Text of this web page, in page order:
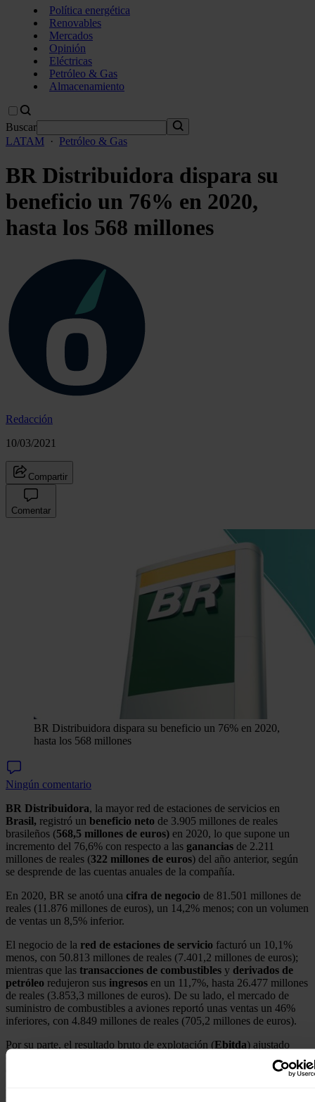
Política energética
Renovables
Mercados
Opinión
Eléctricas
Petróleo & Gas
Almacenamiento
Buscar
LATAM · Petróleo & Gas
BR Distribuidora dispara su
beneficio un 76% en 2020,
hasta los 568 millones
Redacción
10/03/2021
Compartir
Comentar
BR Distribuidora dispara su beneficio un 76% en 2020,
hasta los 568 millones
Ningún comentario
BR Distribuidora, la mayor red de estaciones de servicios en
Brasil, registró un beneficio neto de 3.905 millones de reales
brasileños (568,5 millones de euros) en 2020, lo que supone un
incremento del 76,6% con respecto a las ganancias de 2.211
millones de reales (322 millones de euros) del año anterior, según
se desprende de las cuentas anuales de la compañía.
En 2020, BR se anotó una cifra de negocio de 81.501 millones de
reales (11.876 millones de euros), un 14,2% menos; con un volumen
de ventas un 8,5% inferior.
El negocio de la red de estaciones de servicio facturó un 10,1%
menos, con 50.813 millones de reales (7.401,2 millones de euros);
mientras que las transacciones de combustibles y derivados de
petróleo redujeron sus ingresos en un 11,7%, hasta 26.477 millones
de reales (3.853,3 millones de euros). De su lado, el mercado de
suministro de combustibles a aviones reportó unas ventas un 46%
inferiores, con 4.849 millones de reales (705,2 millones de euros).
Por su parte, el resultado bruto de explotación (Ebitda) ajustado
creció un 21,7%, hasta 3.811 millones de reales (553,8 millones de